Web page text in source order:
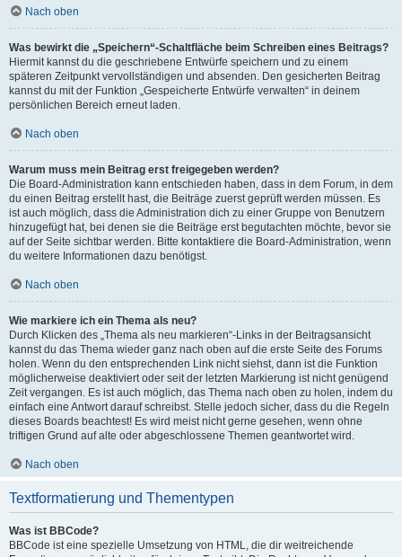
Nach oben
Was bewirkt die „Speichern“-Schaltfläche beim Schreiben eines Beitrags?
Hiermit kannst du die geschriebene Entwürfe speichern und zu einem
späteren Zeitpunkt vervollständigen und absenden. Den gesicherten Beitrag
kannst du mit der Funktion „Gespeicherte Entwürfe verwalten“ in deinem
persönlichen Bereich erneut laden.
Nach oben
Warum muss mein Beitrag erst freigegeben werden?
Die Board-Administration kann entschieden haben, dass in dem Forum, in dem
du einen Beitrag erstellt hast, die Beiträge zuerst geprüft werden müssen. Es
ist auch möglich, dass die Administration dich zu einer Gruppe von Benutzern
hinzugefügt hat, bei denen sie die Beiträge erst begutachten möchte, bevor sie
auf der Seite sichtbar werden. Bitte kontaktiere die Board-Administration, wenn
du weitere Informationen dazu benötigst.
Nach oben
Wie markiere ich ein Thema als neu?
Durch Klicken des „Thema als neu markieren“-Links in der Beitragsansicht
kannst du das Thema wieder ganz nach oben auf die erste Seite des Forums
holen. Wenn du den entsprechenden Link nicht siehst, dann ist die Funktion
möglicherweise deaktiviert oder seit der letzten Markierung ist nicht genügend
Zeit vergangen. Es ist auch möglich, das Thema nach oben zu holen, indem du
einfach eine Antwort darauf schreibst. Stelle jedoch sicher, dass du die Regeln
dieses Boards beachtest! Es wird meist nicht gerne gesehen, wenn ohne
triftigen Grund auf alte oder abgeschlossene Themen geantwortet wird.
Nach oben
Textformatierung und Thementypen
Was ist BBCode?
BBCode ist eine spezielle Umsetzung von HTML, die dir weitreichende